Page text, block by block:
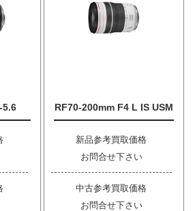
5.6 RF70-200mm F4 L IS USM
新品参考買取価格
お問合せ下さい
中古参考買取価格
お問合せ下さい